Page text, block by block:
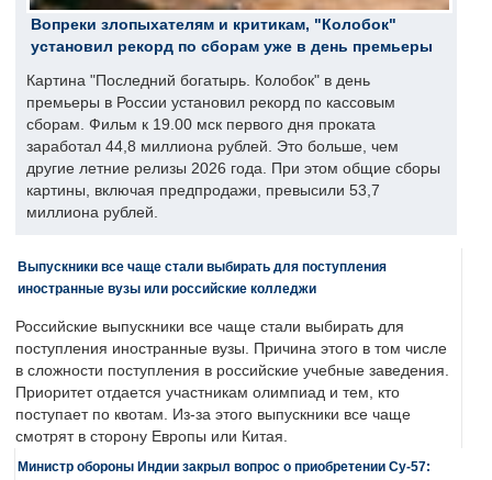
Вопреки злопыхателям и критикам, "Колобок"
установил рекорд по сборам уже в день премьеры
Картина "Последний богатырь. Колобок" в день
премьеры в России установил рекорд по кассовым
сборам. Фильм к 19.00 мск первого дня проката
заработал 44,8 миллиона рублей. Это больше, чем
другие летние релизы 2026 года. При этом общие сборы
картины, включая предпродажи, превысили 53,7
миллиона рублей.
Выпускники все чаще стали выбирать для поступления
иностранные вузы или российские колледжи
Российские выпускники все чаще стали выбирать для
поступления иностранные вузы. Причина этого в том числе
в сложности поступления в российские учебные заведения.
Приоритет отдается участникам олимпиад и тем, кто
поступает по квотам. Из-за этого выпускники все чаще
смотрят в сторону Европы или Китая.
Министр обороны Индии закрыл вопрос о приобретении Су-57: